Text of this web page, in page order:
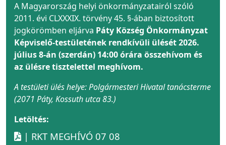
A Magyarország helyi önkormányzatairól szóló
2011. évi CLXXXIX. törvény 45. §-ában biztosított
jogkörömben eljárva Páty Község Önkormányzat
Képviselő-testületének rendkívüli ülését 2026.
július 8-án (szerdán) 14:00 órára összehívom és
az ülésre tisztelettel meghívom.
A testületi ülés helye: Polgármesteri Hivatal tanácsterme
(2071 Páty, Kossuth utca 83.)
Letöltés:
| RKT MEGHÍVÓ 07 08